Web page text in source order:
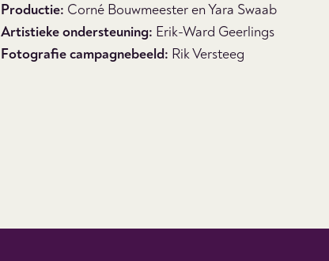
Productie: Corné Bouwmeester en Yara Swaab
Artistieke ondersteuning: Erik-Ward Geerlings
Fotografie campagnebeeld: Rik Versteeg